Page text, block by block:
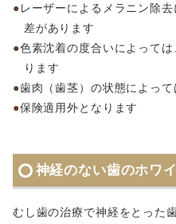
レーザーによるメラニン除
差があります
色素沈着の度合いによって
ります
歯肉（歯茎）の状態によっ
保険適用外となります
神経のない歯のホワ
むし歯の治療で神経をとった